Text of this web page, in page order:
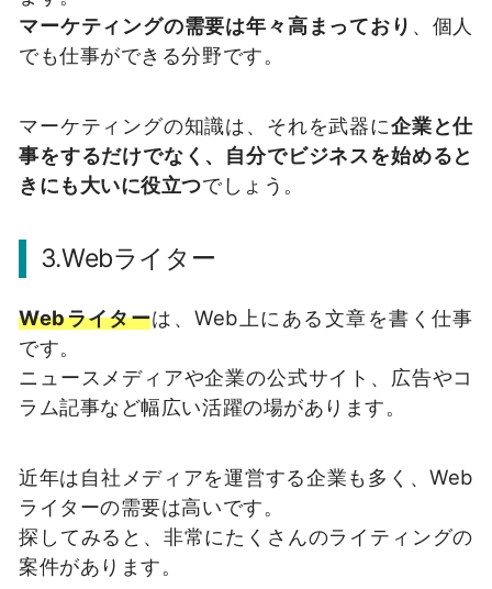
マーケティングの需要は年々高まっており 、個人
でも仕事ができる分野です。
マーケティングの知識は、それを武器に企業と仕
事をするだけでなく、自分でビジネスを始めると
きにも大いに役立つでしょう。
3.Webライター
Webライターは、Web上にある文章を書く仕事
です。
ニュースメディアや企業の公式サイト、広告やコ
ラム記事など幅広い活躍の場があります。
近年は自社メディアを運営する企業も多く、Web
ライターの需要は高いです。
探してみると、非常にたくさんのライティングの
案件があります。